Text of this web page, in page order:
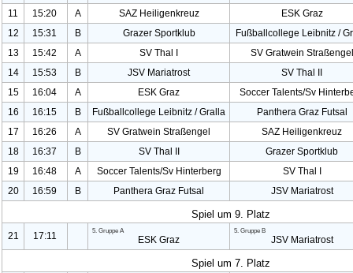
11
15:20 A SAZ Heiligenkreuz
ESK Graz
12
15:31 B Grazer Sportklub Fußballcollege Leibnitz /
13
15:42 A SV Thal I
SV Gratwein Straßengel
14
15:53 B JSV Mariatrost
SV Thal II
15
16:04 A ESK Graz
Soccer Talents/Sv
16
16:15 B Fußballcollege Leibnitz / Gralla
Panthera Graz Futsal
17
16:26 A SV Gratwein Straßengel SAZ Heiligenkreuz
18
16:37 B SV Thal II
Grazer Sportklub
19
16:48 A Soccer Talents/Sv Hinterberg
SV Thal I
20
16:59 B Panthera Graz Futsal JSV Mariatrost
Spiel um 9. Platz
21 17:11 5. Gruppe A
ESK Graz
5. Gruppe B
JSV Mariatrost
Spiel um 7. Platz